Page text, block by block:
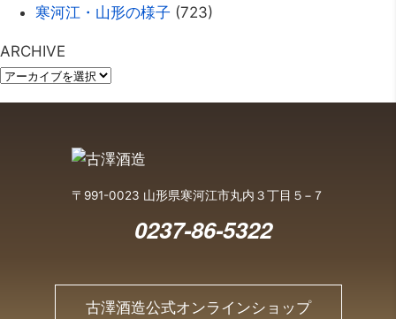
寒河江・山形の様子 (723)
ARCHIVE
〒991-0023 山形県寒河江市丸内３丁目５−７
0237-86-5322
古澤酒造公式オンラインショップ